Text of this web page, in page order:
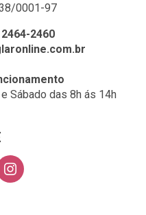
0001-97
2460
Sábado das 8h ás 14h